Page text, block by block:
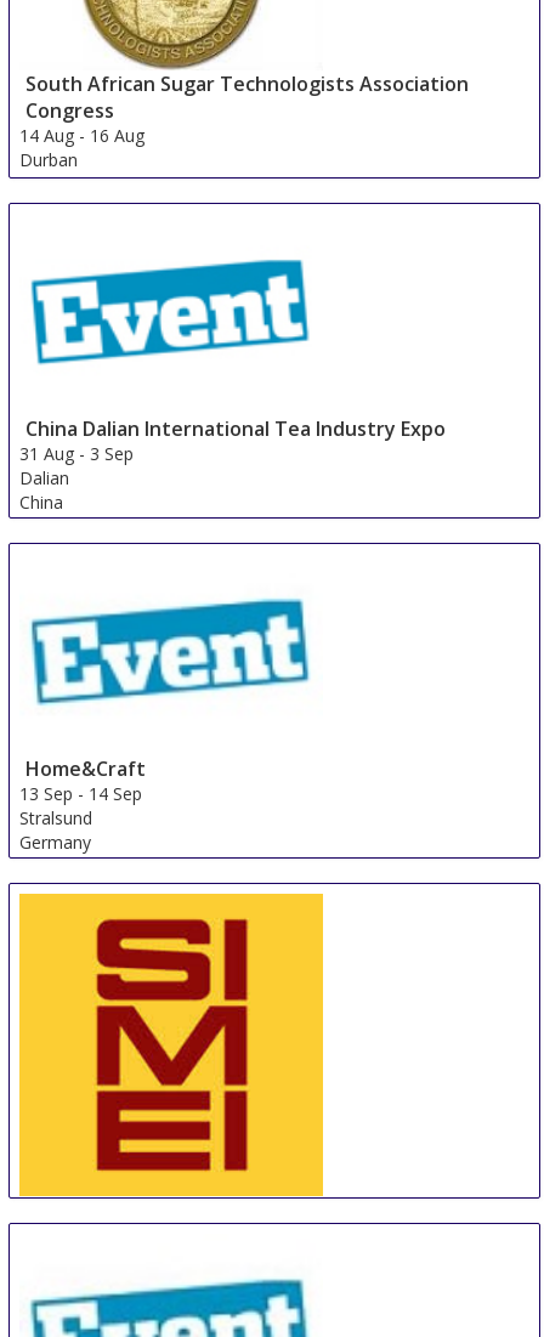
South African Sugar Technologists Association
Congress
14 Aug - 16 Aug
Durban
South Africa
China Dalian International Tea Industry Expo
31 Aug - 3 Sep
Dalian
China
Home&Craft
13 Sep - 14 Sep
Stralsund
Germany